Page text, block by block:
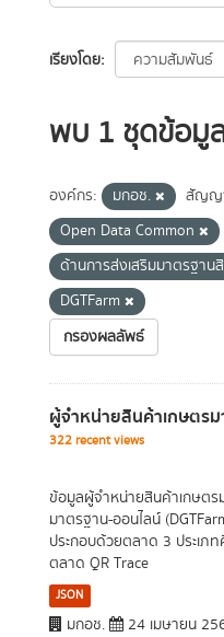
เรียงโดย
พบ 1 ชุดข้อมู
องค์กร: มกอช.
สัญญ
Open Data Common
ด้านการส่งเสริมมาตรฐาน
DGTFarm
กรองผลลัพธ์
ผู้จำหน่ายสินค้าเกษตร
322 recent views
ข้อมูลผู้จำหน่ายสินค้าเกษตร
มาตรฐาน-ออนไลน์
ประกอบด้วยตลาด 3 ประเภ
ตลาด QR Trace
JSON
มกอช. 24 เมษายน